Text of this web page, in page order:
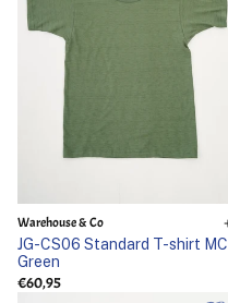
Warehouse & Co
JG-CS06 Standard T-shirt MC
Green
€60,95